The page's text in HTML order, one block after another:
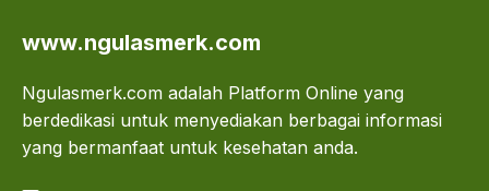
www.ngulasmerk.com
Ngulasmerk.com adalah Platform Online yang
berdedikasi untuk menyediakan berbagai informasi
yang bermanfaat untuk kesehatan anda.